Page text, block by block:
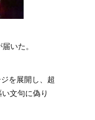
いた。
を展開し、超
文句に偽り